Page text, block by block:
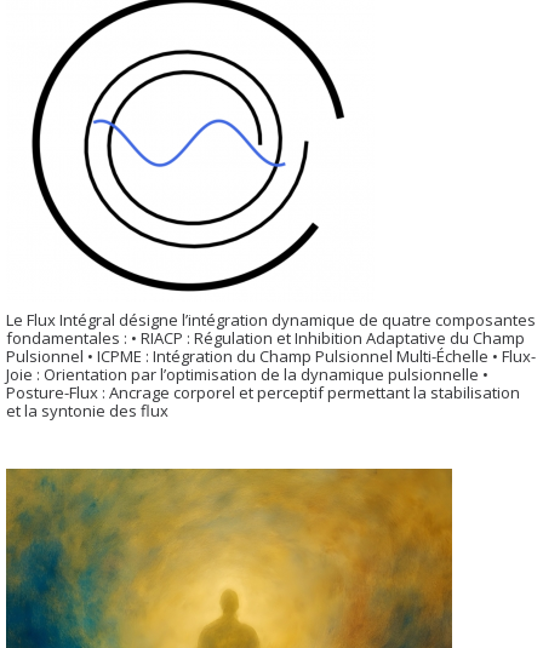
Le Flux Intégral désigne l’intégration dynamique de quatre composantes
fondamentales : • RIACP : Régulation et Inhibition Adaptative du Champ
Pulsionnel • ICPME : Intégration du Champ Pulsionnel Multi-Échelle • Flux-
Joie : Orientation par l’optimisation de la dynamique pulsionnelle •
Posture-Flux : Ancrage corporel et perceptif permettant la stabilisation
et la syntonie des flux